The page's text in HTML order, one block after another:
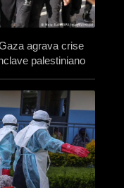
agrava crise
palestiniano